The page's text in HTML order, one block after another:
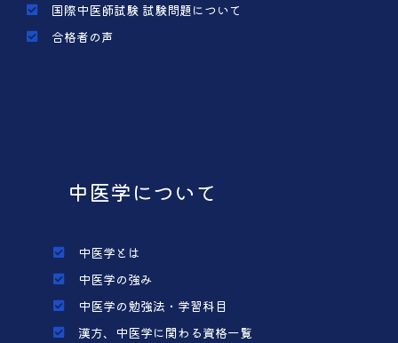
国際中医師試験 試験問題について
合格者の声
中医学について
中医学とは
中医学の強み
中医学の勉強法・学習科目
漢方、中医学に関わる資格一覧